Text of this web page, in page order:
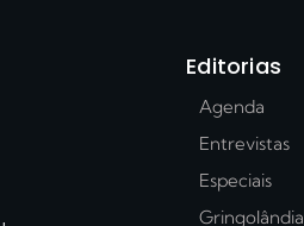
Editorias
Agenda
Entrevistas
Especiais
Gringolândia